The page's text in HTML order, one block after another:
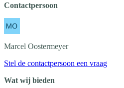
Contactpersoon
Marcel Oostermeyer
Stel de contactpersoon een vraag
Wat wij bieden